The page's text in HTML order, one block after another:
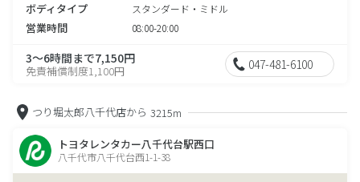
ボディタイプ スタンダード・ミドル
営業時間 08:00-20:00
3～6時間まで7,150円
免責補償制度1,100円 047-481-6100
つり堀太郎八千代店から 3215m
トヨタレンタカー八千代台駅西口
八千代市八千代台西1-1-38